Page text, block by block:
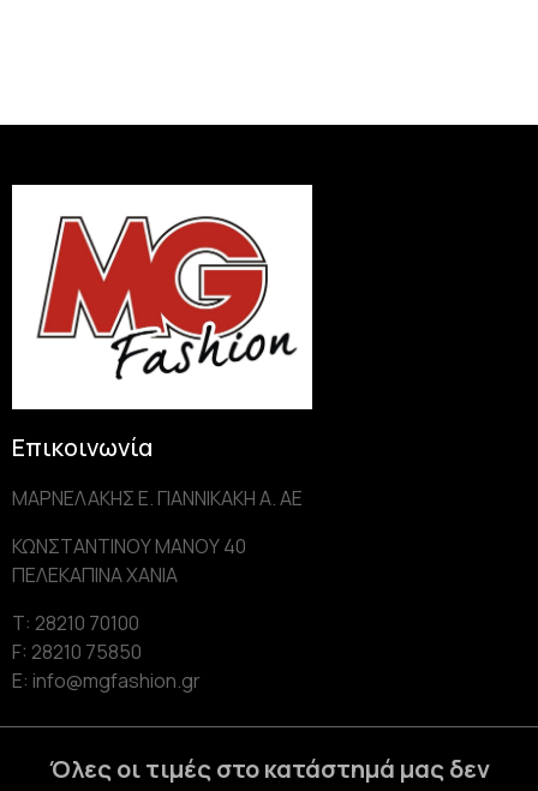
Επικοινωνία
ΜΑΡΝΕΛΑΚΗΣ Ε. ΓΙΑΝΝΙΚΑΚΗ Α. AE
ΚΩΝΣΤΑΝΤΙΝΟΥ ΜΑΝΟΥ 40
ΠΕΛΕΚΑΠΙΝΑ ΧΑΝΙΑ
Τ: 28210 70100
F: 28210 75850
Ε: info@mgfashion.gr
Όλες οι τιμές στο κατάστημά μας δεν